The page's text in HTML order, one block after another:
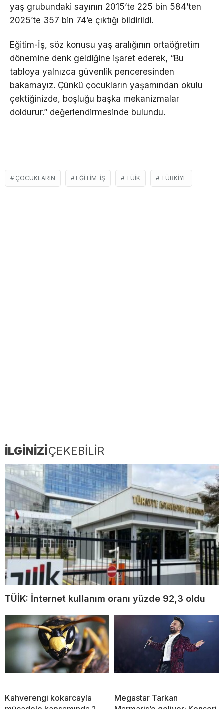
yaş grubundaki sayının 2015’te 225 bin 584’ten
2025’te 357 bin 74’e çıktığı bildirildi.
Eğitim-İş, söz konusu yaş aralığının ortaöğretim
dönemine denk geldiğine işaret ederek, “Bu
tabloya yalnızca güvenlik penceresinden
bakamayız. Çünkü çocukların yaşamından okulu
çektiğinizde, boşluğu başka mekanizmalar
doldurur.” değerlendirmesinde bulundu.
ÇOCUKLARIN EĞITIM-İŞ TÜIK TÜRKIYE
İLGİNİZİÇEKEBİLİR
TÜİK: İnternet kullanım oranı yüzde 92,3 oldu
Kahverengi kokarcayla
Megastar Tarkan